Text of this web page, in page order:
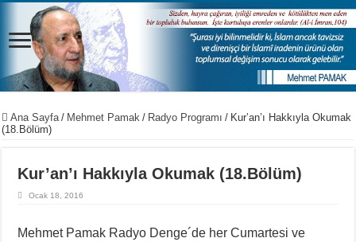
Ana Sayfa / Mehmet Pamak / Radyo Programı / Kur’an’ı Hakkıyla Okumak
(18.Bölüm)
Kur’an’ı Hakkıyla Okumak (18.Bölüm)
Ocak 18, 2016
Mehmet Pamak Radyo Denge´de her Cumartesi ve